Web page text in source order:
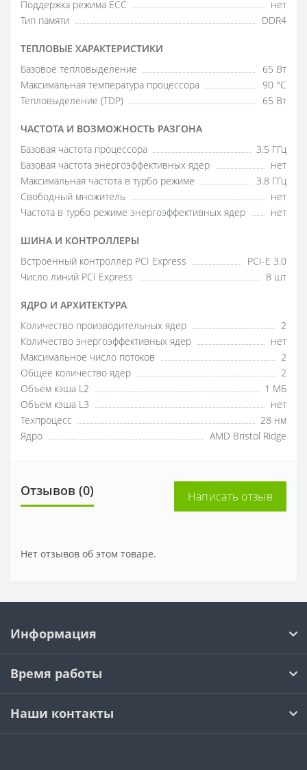
Поддержка режима ECC
нет
Тип памяти
DDR4
ТЕПЛОВЫЕ ХАРАКТЕРИСТИКИ
Базовое тепловыделение
65 Вт
Максимальная температура процессора
90 °C
Тепловыделение (TDP)
65 Вт
ЧАСТОТА И ВОЗМОЖНОСТЬ РАЗГОНА
Базовая частота процессора
3.5 ГГц
Базовая частота энергоэффективных ядер
нет
Максимальная частота в турбо режиме
3.8 ГГц
Свободный множитель
нет
Частота в турбо режиме энергоэффективных ядер
нет
ШИНА И КОНТРОЛЛЕРЫ
Встроенный контроллер PCI Express
PCI-E 3.0
Число линий PCI Express
8 шт
ЯДРО И АРХИТЕКТУРА
Количество производительных ядер
2
Количество энергоэффективных ядер
нет
Максимальное число потоков
2
Общее количество ядер
2
Объем кэша L2
1 МБ
Объем кэша L3
нет
Техпроцесс
28 нм
Ядро
AMD Bristol Ridge
Отзывов (0) Написать отзыв
Нет отзывов об этом товаре.
Информация
Время работы
Наши контакты